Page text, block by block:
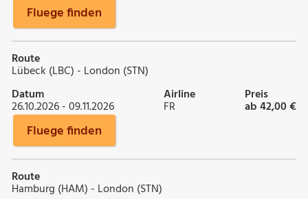
Fluege finden
Route
Lübeck (LBC) - London (STN)
Datum
26.10.2026 - 09.11.2026
Airline
FR
Preis
ab 42,00 €
Fluege finden
Route
Hamburg (HAM) - London (STN)